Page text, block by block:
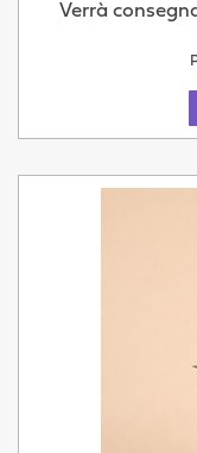
Verrà